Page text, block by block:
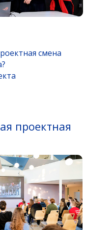
смена
проектная